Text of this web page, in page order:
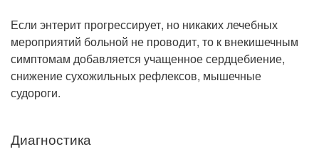
Если энтерит прогрессирует, но никаких лечебных
мероприятий больной не проводит, то к внекишечным
симптомам добавляется учащенное сердцебиение,
снижение сухожильных рефлексов, мышечные
судороги.
Диагностика